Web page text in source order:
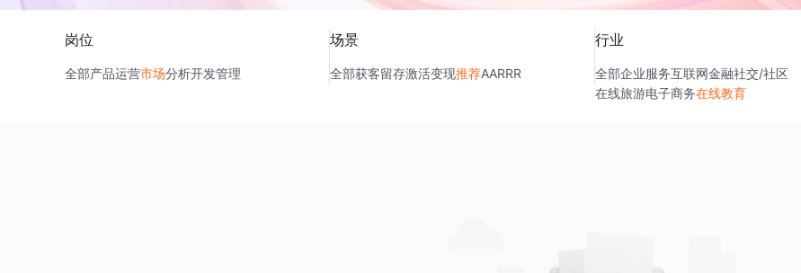
岗位
全部产品运营市场分析开发管理
场景
全部获客留存激活变现推荐AARRR
行业
全部企业服务互联网金融社交/社区
在线旅游电子商务在线教育